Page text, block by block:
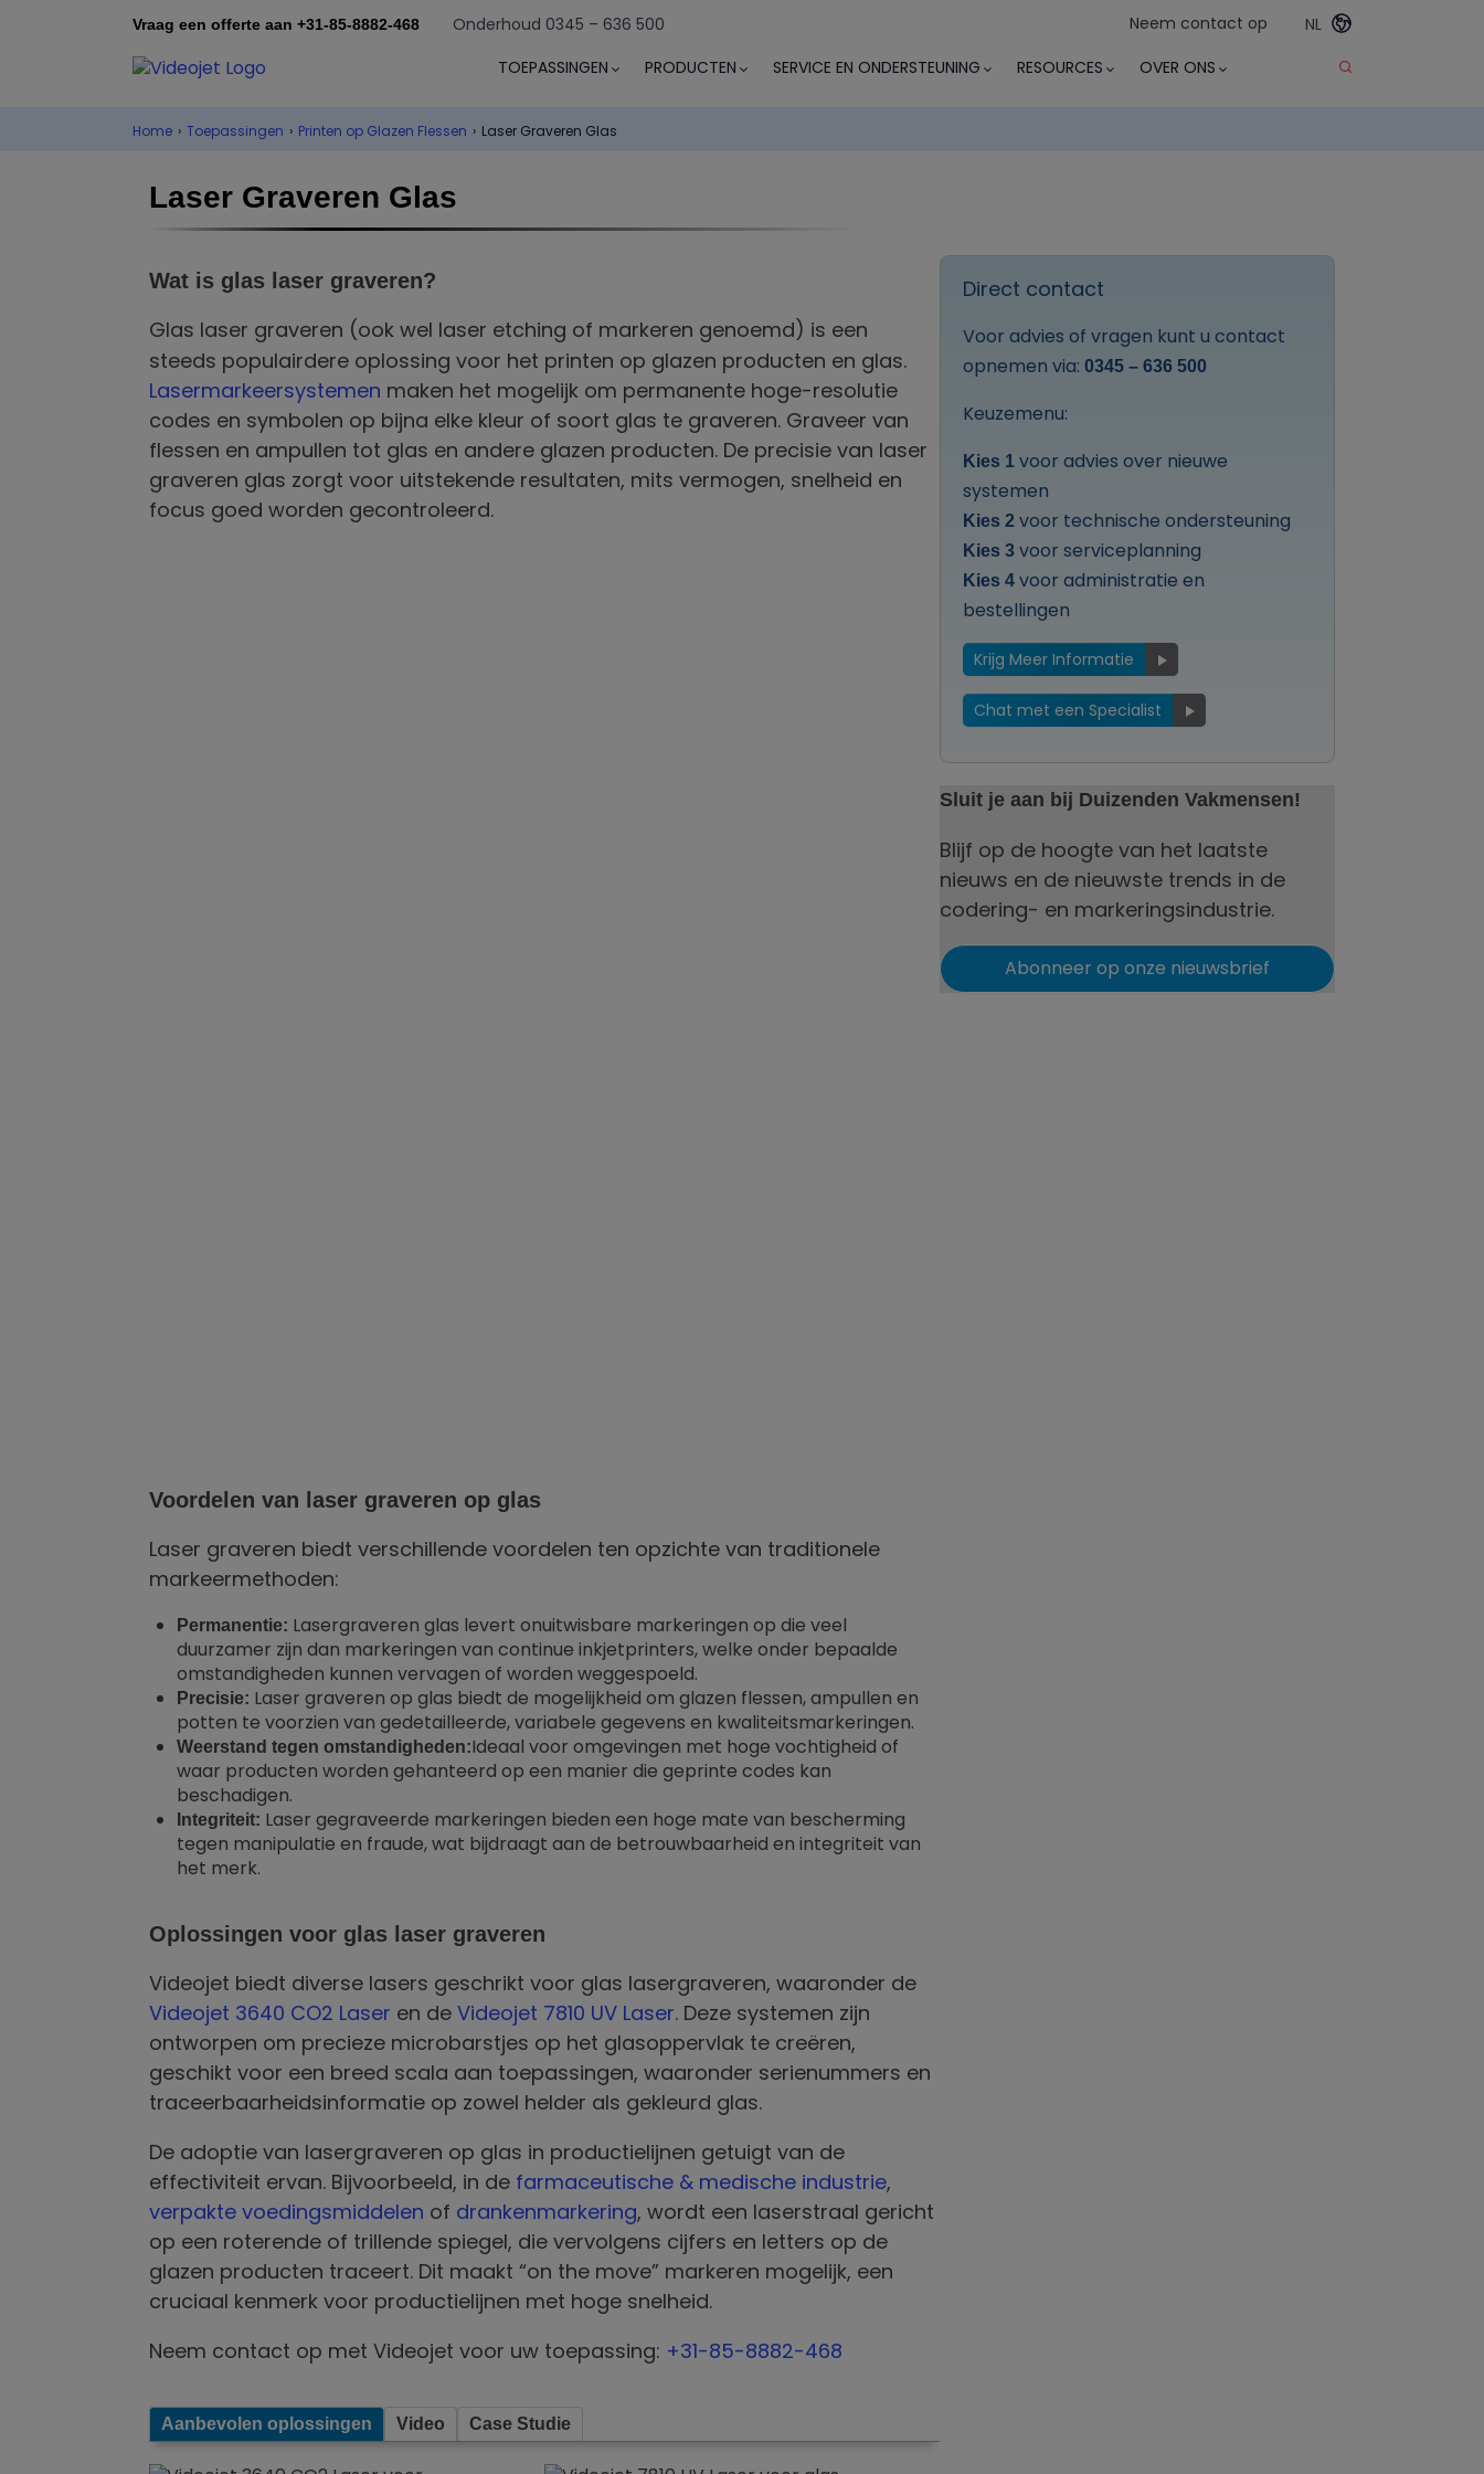
Vraag een offerte aan +31-85-8882-468 Onderhoud 0345 – 636 500 Neem contact op
NL
TOEPASSINGEN
PRODUCTEN SERVICE EN ONDERSTEUNING RESOURCES OVER ONS
Home › Toepassingen › Printen op Glazen Flessen › Laser Graveren Glas
Laser Graveren Glas
Wat is glas laser graveren?
Glas laser graveren (ook wel laser etching of markeren genoemd) is een
steeds populairdere oplossing voor het printen op glazen producten en glas.
Lasermarkeersystemen maken het mogelijk om permanente hoge-resolutie
codes en symbolen op bijna elke kleur of soort glas te graveren. Graveer van
flessen en ampullen tot glas en andere glazen producten. De precisie van laser
graveren glas zorgt voor uitstekende resultaten, mits vermogen, snelheid en
focus goed worden gecontroleerd.
Voordelen van laser graveren op glas
Laser graveren biedt verschillende voordelen ten opzichte van traditionele
markeermethoden:
Permanentie: Lasergraveren glas levert onuitwisbare markeringen op die veel
duurzamer zijn dan markeringen van continue inkjetprinters, welke onder bepaalde
omstandigheden kunnen vervagen of worden weggespoeld.
Precisie: Laser graveren op glas biedt de mogelijkheid om glazen flessen, ampullen en
potten te voorzien van gedetailleerde, variabele gegevens en kwaliteitsmarkeringen.
Weerstand tegen omstandigheden:Ideaal voor omgevingen met hoge vochtigheid of
waar producten worden gehanteerd op een manier die geprinte codes kan
beschadigen.
Integriteit: Laser gegraveerde markeringen bieden een hoge mate van bescherming
tegen manipulatie en fraude, wat bijdraagt aan de betrouwbaarheid en integriteit van
het merk.
Oplossingen voor glas laser graveren
Videojet biedt diverse lasers geschrikt voor glas lasergraveren, waaronder de
Videojet 3640 CO2 Laser en de Videojet 7810 UV Laser. Deze systemen zijn
ontworpen om precieze microbarstjes op het glasoppervlak te creëren,
geschikt voor een breed scala aan toepassingen, waaronder serienummers en
traceerbaarheidsinformatie op zowel helder als gekleurd glas.
De adoptie van lasergraveren op glas in productielijnen getuigt van de
effectiviteit ervan. Bijvoorbeeld, in de farmaceutische & medische industrie,
verpakte voedingsmiddelen of drankenmarkering, wordt een laserstraal gericht
op een roterende of trillende spiegel, die vervolgens cijfers en letters op de
glazen producten traceert. Dit maakt “on the move” markeren mogelijk, een
cruciaal kenmerk voor productielijnen met hoge snelheid.
Neem contact op met Videojet voor uw toepassing: +31-85-8882-468
Aanbevolen oplossingen Video Case Studie
Direct contact
Voor advies of vragen kunt u contact
opnemen via:0345 – 636 500
Keuzemenu:
Kies 1 voor advies over nieuwe
systemen
Kies 2 voor technische ondersteuning
Kies 3 voor serviceplanning
Kies 4 voor administratie en
bestellingen
Krijg Meer Informatie
Chat met een Specialist
Sluit je aan bij Duizenden Vakmensen!
Blijf op de hoogte van het laatste
nieuws en de nieuwste trends in de
codering- en markeringsindustrie.
Abonneer op onze nieuwsbrief